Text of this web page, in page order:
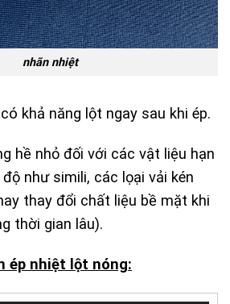
nhãn nhiệt
khả năng lột ngay sau khi ép.
hề nhỏ đối với các vật liệu hạn
như simili, các lọại vải kén
thay đổi chất liệu bề mặt khi
thời gian lâu).
ép nhiệt lột nóng: